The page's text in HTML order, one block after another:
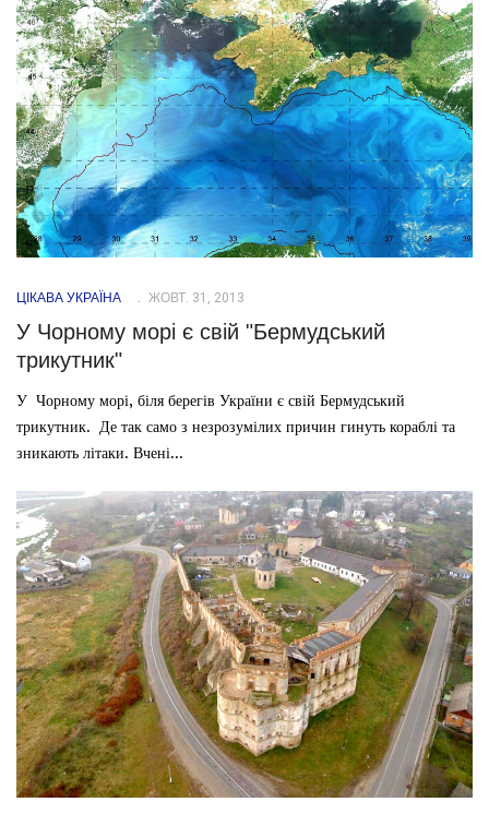
ЦІКАВА УКРАЇНА ЖОВТ. 31, 2013
У Чорному морі є свій "Бермудський
трикутник"
У Чорному морі, біля берегів України є свій Бермудський
трикутник. Де так само з незрозумілих причин гинуть кораблі та
зникають літаки. Вчені...